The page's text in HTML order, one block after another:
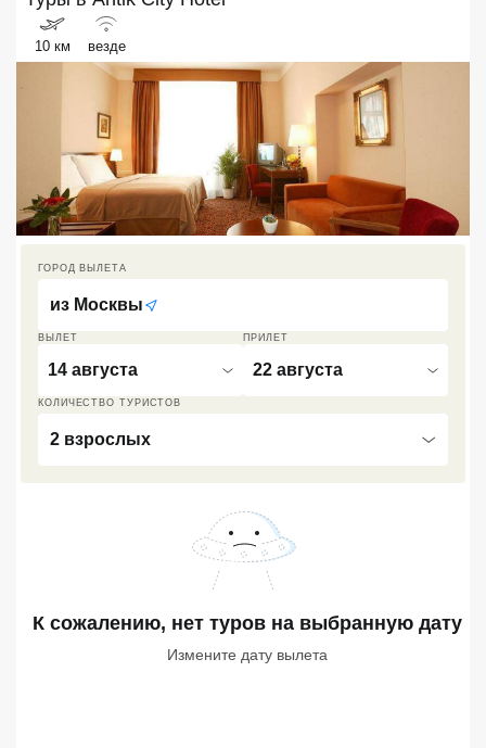
10 км везде
ВЫЛЕТ
14 августа
ПРИЛЕТ
22 августа
КОЛИЧЕСТВО ТУРИСТОВ
2 взрослых
ГОРОД ВЫЛЕТА
из Москвы
К сожалению, нет туров на выбранную дату
Измените дату вылета
Южный Гоа
Большой Сочи
Кав Мин Воды
VIP отели 5 звезд
ТОП 10 лучших отелей 5*
ТОП 10 недорогих отелей
Недорогие отели 3*